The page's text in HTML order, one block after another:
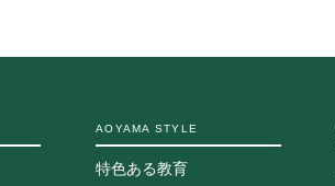
AOYAMA STYLE
特色ある教育